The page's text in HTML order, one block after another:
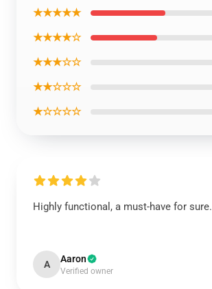
★★★★★
★★★★☆
★★★☆☆
★★☆☆☆
★☆☆☆☆
Highly functional, a must-have for sure.
A Aaron
Verified owner